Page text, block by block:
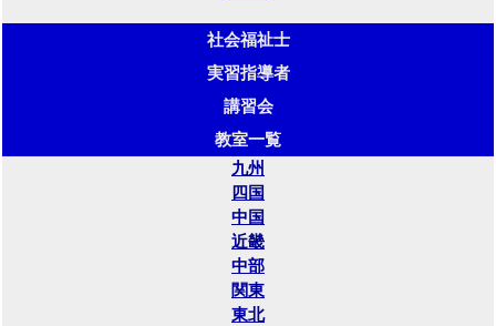
社会福祉士
実習指導者
講習会
教室一覧
九州
四国
中国
近畿
中部
関東
東北